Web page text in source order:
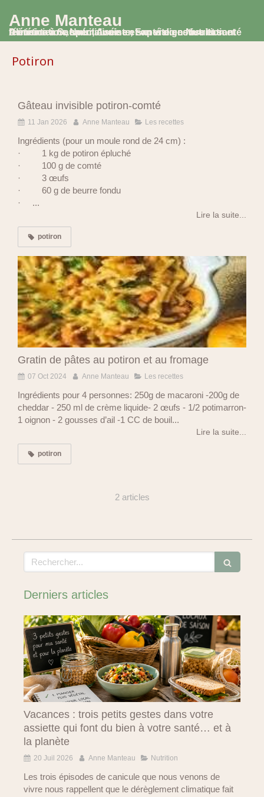
Anne Manteau
Diététicienne Nutritionniste, Experte en Nutrition et Alimentation, spécialisée en santé digestive et santé féminine à Saumur, Avoine et en visio consultation
Potiron
Gâteau invisible potiron-comté
11 Jan 2026 Anne Manteau Les recettes
Ingrédients (pour un moule rond de 24 cm) :
· 1 kg de potiron épluché
· 100 g de comté
· 3 œufs
· 60 g de beurre fondu
· ...
Lire la suite...
potiron
Gratin de pâtes au potiron et au fromage
07 Oct 2024 Anne Manteau Les recettes
Ingrédients pour 4 personnes: 250g de macaroni -200g de
cheddar - 250 ml de crème liquide- 2 œufs - 1/2 potimarron-
1 oignon - 2 gousses d’ail -1 CC de bouil...
Lire la suite...
potiron
2 articles
Rechercher
Derniers articles
Vacances : trois petits gestes dans votre
assiette qui font du bien à votre santé… et à
la planète
20 Juil 2026 Anne Manteau Nutrition
Les trois épisodes de canicule que nous venons de
vivre nous rappellent que le dérèglement climatique fait